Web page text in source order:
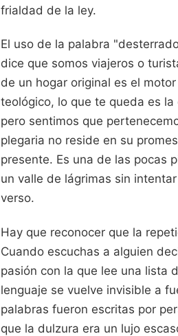
frialdad de la ley.
El uso de la palabra
dice que somos viajeros o
de un hogar original es el
teológico, lo que te queda es
pero sentimos que
plegaria no reside en su
presente. Es una de las pocas
un valle de lágrimas sin
verso.
Hay que reconocer que la
Cuando escuchas a alguien
pasión con la que lee una lista
lenguaje se vuelve invisible a
palabras fueron escritas por
que la dulzura era un lujo